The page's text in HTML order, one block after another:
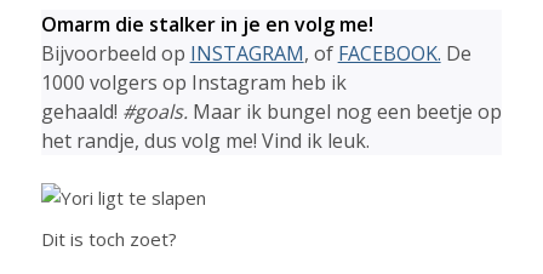
Omarm die stalker in je en volg me!
Bijvoorbeeld op INSTAGRAM, of FACEBOOK. De
1000 volgers op Instagram heb ik
gehaald! #goals.Maar ik bungel nog een beetje op
het randje, dus volg me! Vind ik leuk.
Dit is toch zoet?